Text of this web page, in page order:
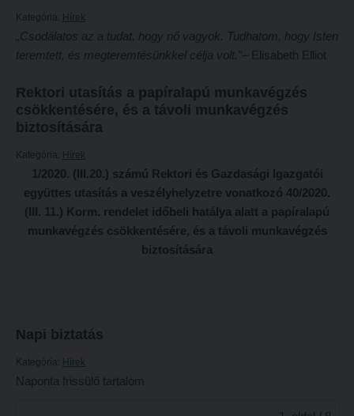
Tanulmányi tájékoztató
Tételsorok
Baleset-, munka- és tűzvédelmi megelőző ismeretek hallgatók részére
Moodle, Teams, Microsoft, eduID
Kárpátok alatt
Kányádi-verseny
Simonyi-verseny
Tehetség - Hit - Identitás konferencia
Kari pályázatok
Szakdolgozati tudnivalók
Tanulmányi határidők
Tanulmányi Osztály
Tanulmányi tájékoztató
Tételsorok
Baleset-, munka- és tűzvédelmi megelőző ismeretek hallgatók részére
Moodle, Teams, Microsoft, eduID
Kányádi-verseny
Simonyi-verseny
Kategória: Hírek
„Csodálatos az a tudat, hogy nő vagyok. Tudhatom, hogy Isten
teremtett, és megteremtésünkkel célja volt.”– Elisabeth Elliot
Rektori utasítás a papíralapú munkavégzés
csökkentésére, és a távoli munkavégzés
biztosítására
Kategória: Hírek
1/2020. (III.20.) számú Rektori és Gazdasági Igazgatói
együttes utasítás a veszélyhelyzetre vonatkozó 40/2020.
(III. 11.) Korm. rendelet időbeli hatálya alatt a papíralapú
munkavégzés csökkentésére, és a távoli munkavégzés
biztosítására
Napi biztatás
Kategória: Hírek
Naponta frissülő tartalom